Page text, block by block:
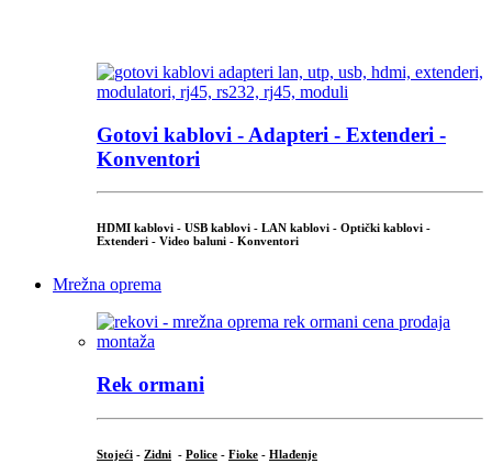
Gotovi kablovi - Adapteri - Extenderi -
Konventori
HDMI kablovi - USB kablovi - LAN kablovi - Optički kablovi -
Extenderi - Video baluni - Konventori
Mrežna oprema
Rek ormani
Stojeći - Zidni - Police - Fioke - Hlađenje